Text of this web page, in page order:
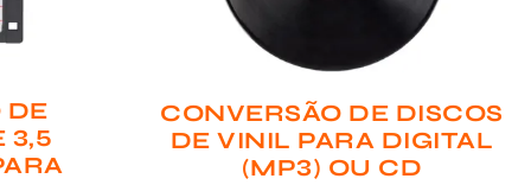
DE
3,5
CONVERSÃO DE DISCOS
DE VINIL PARA DIGITAL
(MP3) OU CD